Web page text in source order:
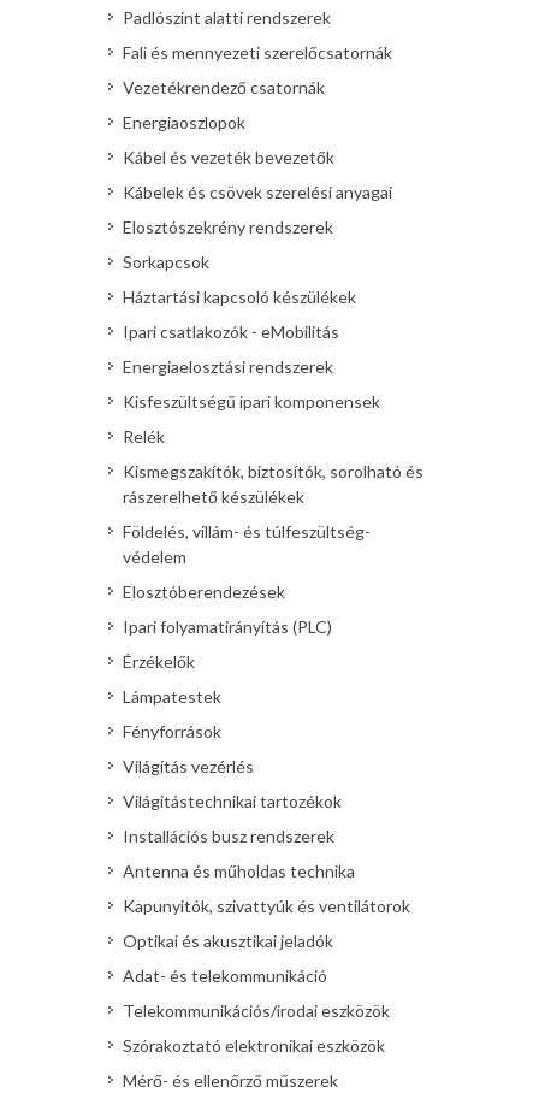
Padlószint alatti rendszerek
Fali és mennyezeti szerelőcsatornák
Vezetékrendező csatornák
Energiaoszlopok
Kábel és vezeték bevezetők
Kábelek és csövek szerelési anyagai
Elosztószekrény rendszerek
Sorkapcsok
Háztartási kapcsoló készülékek
Ipari csatlakozók - eMobilitás
Energiaelosztási rendszerek
Kisfeszültségű ipari komponensek
Relék
Kismegszakítók, biztosítók, sorolható és
rászerelhető készülékek
Földelés, villám- és túlfeszültség-
védelem
Elosztóberendezések
Ipari folyamatirányítás (PLC)
Érzékelők
Lámpatestek
Fényforrások
Világítás vezérlés
Világítástechnikai tartozékok
Installációs busz rendszerek
Antenna és műholdas technika
Kapunyitók, szivattyúk és ventilátorok
Optikai és akusztikai jeladók
Adat- és telekommunikáció
Telekommunikációs/irodai eszközök
Szórakoztató elektronikai eszközök
Mérő- és ellenőrző műszerek